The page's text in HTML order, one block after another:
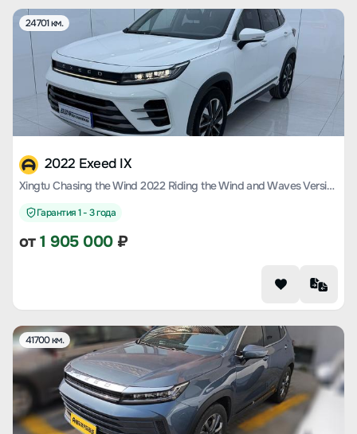
24701 км.
2022 Exeed IX
Xingtu Chasing the Wind 2022 Riding the Wind and Waves Version 1.5T CVT Yufeng Popular Version
Гарантия 1 - 3 года
от1 905 000₽
41700 км.